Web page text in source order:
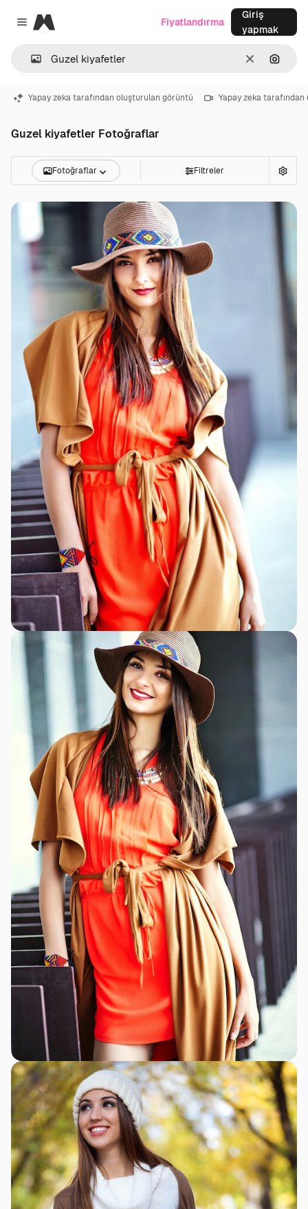
Close menu
Magnific
Temizlemek
Fiyatlandırma
Giriş
yapmak
Yapay zeka tarafından oluşturulan görüntü Yapay zeka
Guzel kiyafetler Fotoğraflar
Fotoğraflar Filtreler